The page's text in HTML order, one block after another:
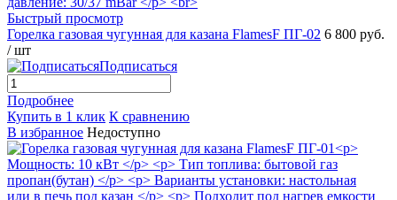
Быстрый просмотр
Горелка газовая чугунная для казана FlamesF ПГ-02 6 800 руб.
/ шт
Подписаться
Подробнее
Купить в 1 клик К сравнению
В избранное Недоступно